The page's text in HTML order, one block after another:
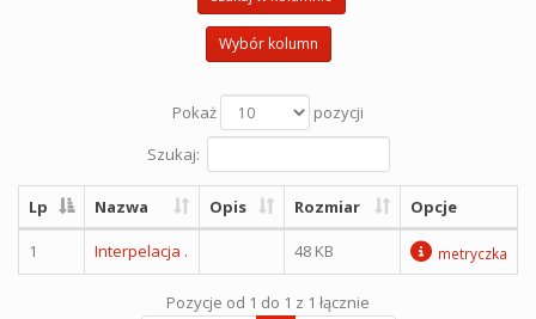
Wybór kolumn
Pokaż
pozycji
Szukaj:
Lp Nazwa Opis Rozmiar Opcje
1 Interpelacja . 48 KB metryczka
Pozycje od 1 do 1 z 1 łącznie